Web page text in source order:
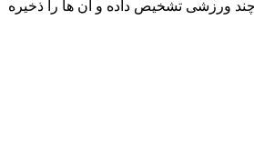
ورزشی تشخیص داده و آن ها را ذخیره